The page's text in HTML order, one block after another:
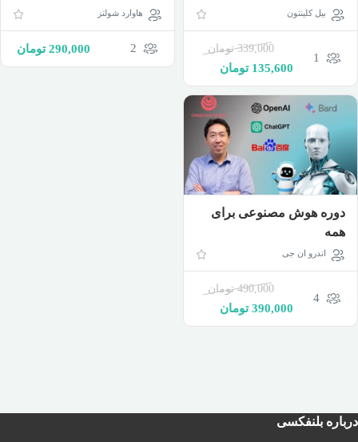
بیل کلینتون
1
339,000 تومان
135,600 تومان
هاوارد شولتز
2
290,000 تومان
دوره هوش مصنوعی برای
همه
اندرو ان جی
4
490,000 تومان
390,000 تومان
درباره بلنفکسی